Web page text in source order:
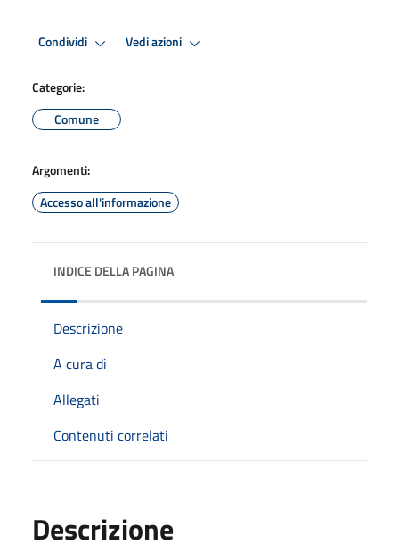
Condividi Vedi azioni
Categorie:
Comune
Argomenti:
Accesso all'informazione
INDICE DELLA PAGINA
Descrizione
A cura di
Allegati
Contenuti correlati
Descrizione